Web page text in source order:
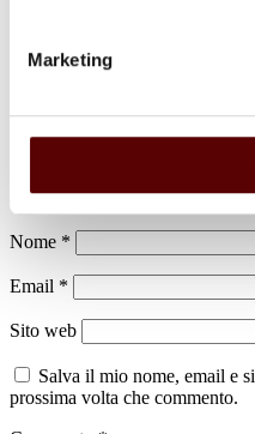
Marketing
Lascia un commento
Il tuo indirizzo email non sarà
contrassegnati*
Nome *
Email *
Sito web
Salva il mio nome, email e
prossima volta che commento.